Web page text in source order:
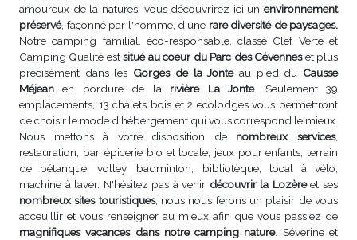
amoureux de la natures, vous découvrirez ici un environnement
préservé, façonné par l'homme, d'une rare diversité de paysages.
Notre camping familial, éco-responsable, classé Clef Verte et
Camping Qualité estsitué au coeur du Parc des Cévenneset plus
précisément dans les Gorges de la Jonteau pied du Causse
Méjean en bordure de la rivière La Jonte. Seulement 39
emplacements, 13 chalets bois et 2 ecolodges vous permettront
de choisir le mode d'hébergement qui vous correspond le mieux.
Nous mettons à votre disposition de nombreux services,
restauration, bar, épicerie bio et locale, jeux pour enfants, terrain
de pétanque, volley, badminton, bibliotèque, local à vélo,
machine à laver. N'hésitez pas à venir découvrir la Lozèreet ses
nombreux sites touristiques, nous nous ferons un plaisir de vous
acceuillir et vous renseigner au mieux afin que vous passiez de
magnifiques vacances dans notre camping nature. Séverine et